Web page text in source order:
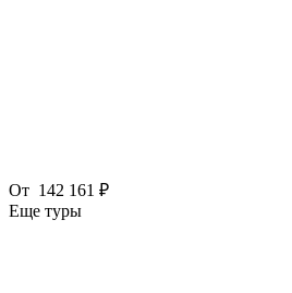
От 142 161 ₽
Еще туры